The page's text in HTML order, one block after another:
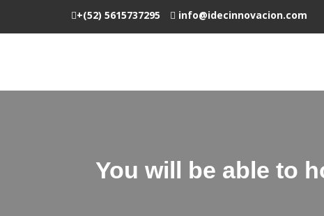
+(52) 5615737295 info@idecinnovacion.com
You will be able to